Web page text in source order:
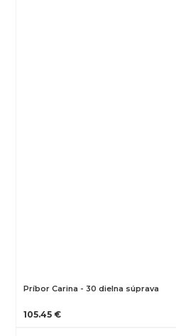
Príbor Carina - 30 dielna súprava
105.45 €